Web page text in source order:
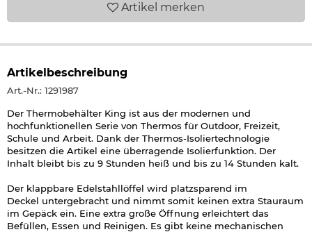
Artikel merken
Artikelbeschreibung
Art.-Nr.: 1291987
Der Thermobehälter King ist aus der modernen und
hochfunktionellen Serie von Thermos für Outdoor, Freizeit,
Schule und Arbeit. Dank der Thermos-Isoliertechnologie
besitzen die Artikel eine überragende Isolierfunktion. Der
Inhalt bleibt bis zu 9 Stunden heiß und bis zu 14 Stunden kalt.
Der klappbare Edelstahllöffel wird platzsparend im
Deckel untergebracht und nimmt somit keinen extra Stauraum
im Gepäck ein. Eine extra große Öffnung erleichtert das
Befüllen, Essen und Reinigen. Es gibt keine mechanischen